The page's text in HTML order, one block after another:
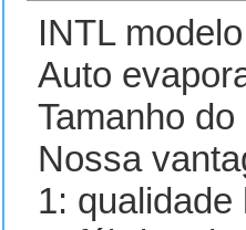
INTL
Auto
Tamanho
Nossa
1: